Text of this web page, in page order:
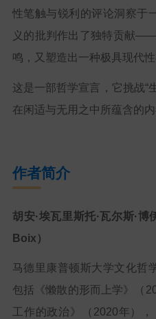
性笔触与锐利的评论洞察于
义的批判作出了独特贡献
鸣，又塑造出一种极具现代
这是一部哲学宣言，它挑战“
在闲适与无用之中所蕴含的内
作者简介
胡安·埃瓦里斯托·瓦尔斯·
Boix）
马德里康普顿斯大学文化哲
包括《懒散的形而上学》（
工作的政治》（2020年）